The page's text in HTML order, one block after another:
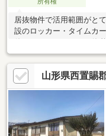
所有権
居抜物件で活用範囲がと
設のロッカー・タイムカ
ヤードや卓球が楽しめて
場になること間違いなで
山形県西置賜